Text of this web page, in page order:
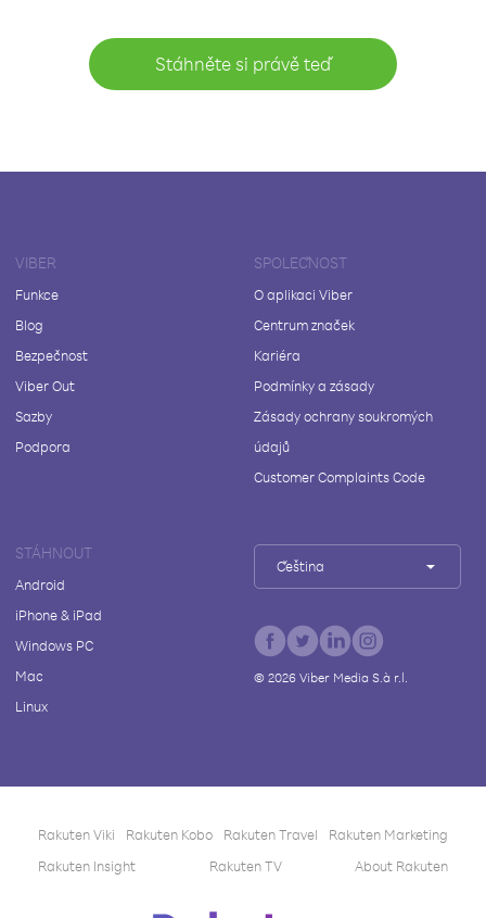
Stáhněte si právě teď
VIBER
Funkce
Blog
Bezpečnost
Viber Out
Sazby
Podpora
SPOLEČNOST
O aplikaci Viber
Centrum značek
Kariéra
Podmínky a zásady
Zásady ochrany soukromých
údajů
Customer Complaints Code
STÁHNOUT
Android
iPhone & iPad
Windows PC
Mac
Linux
Čeština
© 2026Viber Media S.à r.l.
Rakuten Viki Rakuten Kobo Rakuten Travel
Rakuten Marketing
Rakuten Insight
Rakuten TV About Rakuten